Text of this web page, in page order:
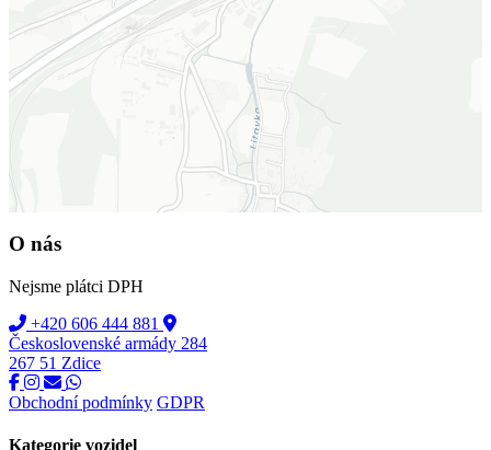
O nás
Nejsme plátci DPH
+420 606 444 881
Československé armády 284
267 51 Zdice
Obchodní podmínky GDPR
Kategorie vozidel